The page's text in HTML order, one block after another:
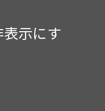
示にす